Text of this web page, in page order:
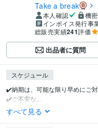
Take a break
本人確認
機
インボイス発行事
総販売実績241評価
出品者に質問
スケジュール
✔️納期は、可能な限り早めにご対
✔️ご不安な...
すべて見る